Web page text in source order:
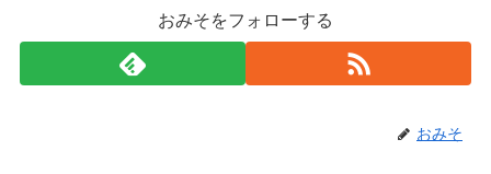
おみそをフォローする
おみそ